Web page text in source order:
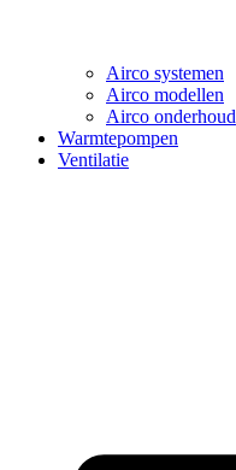
Airco systemen
Airco modellen
Airco onderhoud
Warmtepompen
Ventilatie